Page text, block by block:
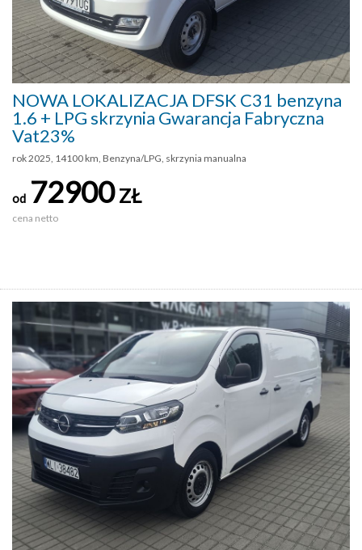
NOWA LOKALIZACJA DFSK C31 benzyna
1.6 + LPG skrzynia Gwarancja Fabryczna
Vat23%
rok 2025, 14100 km, Benzyna/LPG, skrzynia manualna
od 72900ZŁ
cena netto